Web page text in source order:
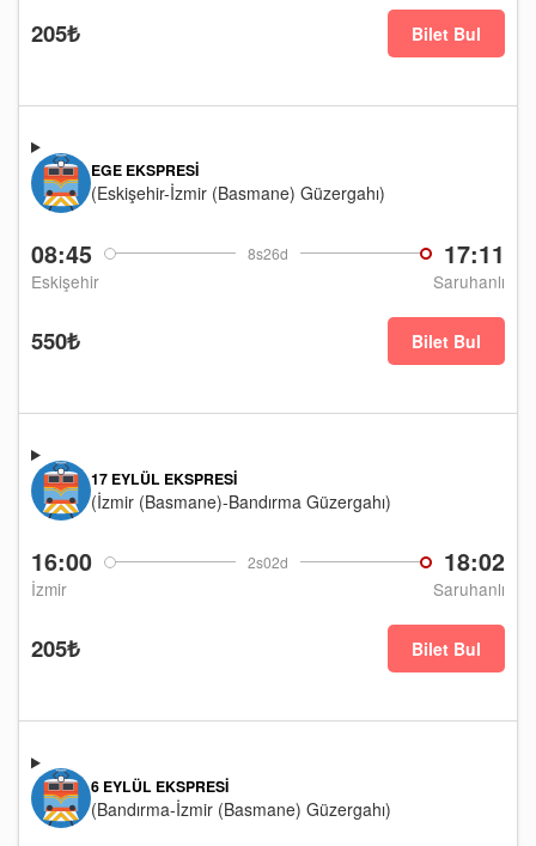
205₺ Bilet Bul
08:45 8s26d 17:11
Eskişehir Saruhanlı
EGE EKSPRESI
(Eskişehir-İzmir (Basmane) Güzergahı)
550₺ Bilet Bul
16:00 2s02d 18:02
İzmir Saruhanlı
17 EYLÜL EKSPRESI
(İzmir (Basmane)-Bandırma Güzergahı)
205₺ Bilet Bul
6 EYLÜL EKSPRESI
(Bandırma-İzmir (Basmane) Güzergahı)